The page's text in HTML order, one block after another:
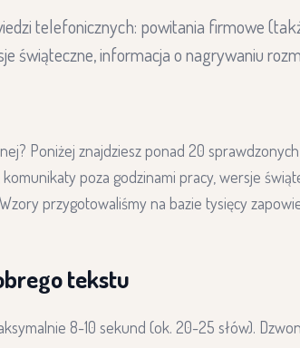
telefonicznych: powitania firmowe
świąteczne, informacja o nagrywaniu
Poniżej znajdziesz ponad 20
poza godzinami pracy, wersje
przygotowaliśmy na bazie tysięcy
tekstu
8-10 sekund (ok. 20-25 słów).